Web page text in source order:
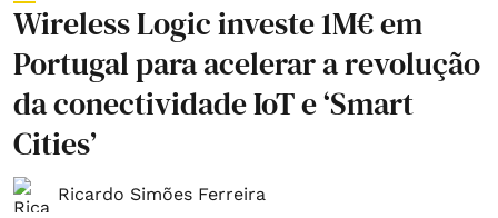
Wireless Logic investe 1M€ em
Portugal para acelerar a revolução
da conectividade IoT e ‘Smart
Cities’
Ricardo Simões Ferreira